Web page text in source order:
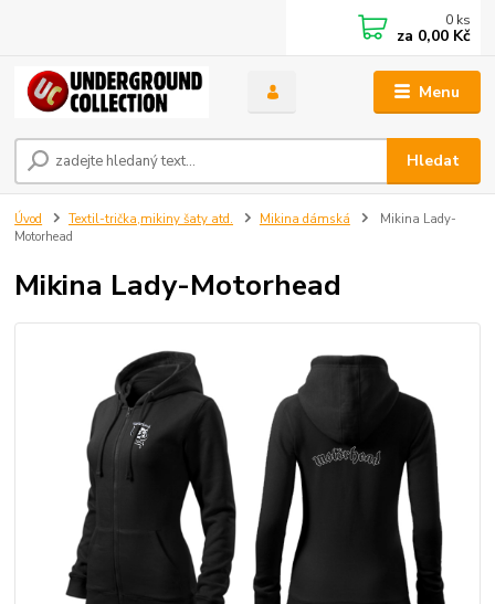
Menu
Hledat
0 ks
za 0,00 Kč
Úvod Textil-trička,mikiny šaty atd. Mikina dámská
Mikina Lady-
Motorhead
Mikina Lady-Motorhead